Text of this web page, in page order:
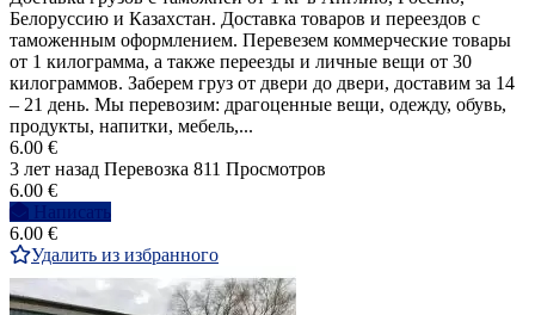
Белоруссию и Казахстан. Доставка товаров и переездов с
таможенным оформлением. Перевезем коммерческие товары
от 1 килограмма, а также переезды и личные вещи от 30
килограммов. Заберем груз от двери до двери, доставим за 14
– 21 день. Мы перевозим: драгоценные вещи, одежду, обувь,
продукты, напитки, мебель,...
6.00 €
3 лет назад Перевозка 811 Просмотров
6.00 €
Написать
6.00 €
Удалить из избранного